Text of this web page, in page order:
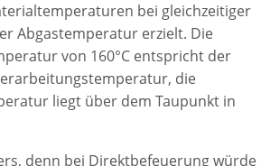
bei gleichzeitiger
Abgastemperatur erzielt. Die
von 160°C entspricht der
die
liegt über dem Taupunkt in
denn bei Direktbefeuerung würde